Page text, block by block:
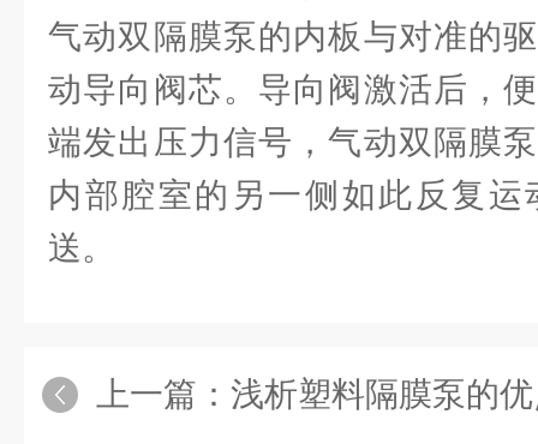
气动双隔膜泵的内板与对准的
动导向阀芯。导向阀激活后，
端发出压力信号，气动双隔膜
内部腔室的另一侧如此反复
送。
上一篇： 浅析塑料隔膜泵的